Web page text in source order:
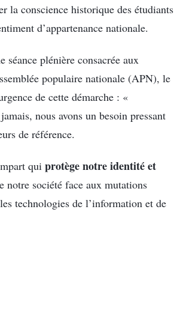
la conscience historique des étudiants
d’appartenance nationale.
séance plénière consacrée aux
populaire nationale (APN), le
de cette démarche : «
nous avons un besoin pressant
de référence.
qui protège notre identité et
notre société face aux mutations
technologies de l’information et de